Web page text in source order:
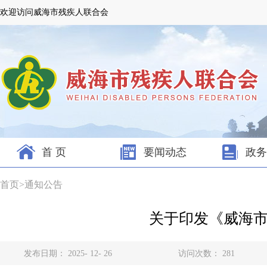
欢迎访问威海市残疾人联合会
首 页 要闻动态 政
首页>通知公告
关于印发《威海
发布日期： 2025- 12- 26 访问次数： 281